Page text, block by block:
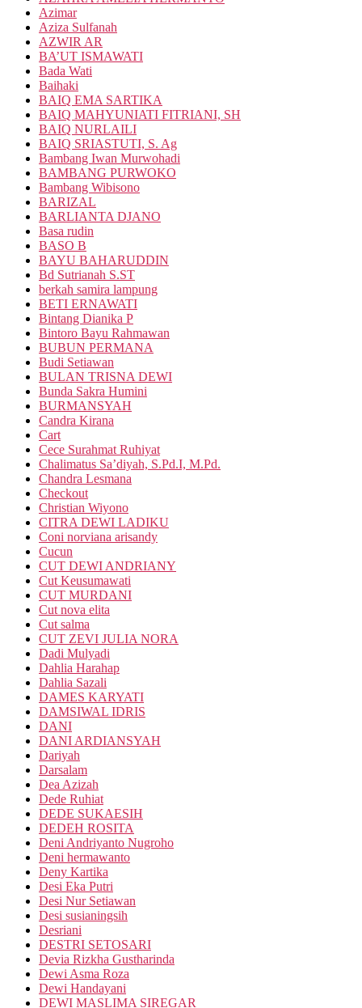
Azimar
Aziza Sulfanah
AZWIR AR
BA’UT ISMAWATI
Bada Wati
Baihaki
BAIQ EMA SARTIKA
BAIQ MAHYUNIATI FITRIANI, SH
BAIQ NURLAILI
BAIQ SRIASTUTI, S. Ag
Bambang Iwan Murwohadi
BAMBANG PURWOKO
Bambang Wibisono
BARIZAL
BARLIANTA DJANO
Basa rudin
BASO B
BAYU BAHARUDDIN
Bd Sutrianah S.ST
berkah samira lampung
BETI ERNAWATI
Bintang Dianika P
Bintoro Bayu Rahmawan
BUBUN PERMANA
Budi Setiawan
BULAN TRISNA DEWI
Bunda Sakra Humini
BURMANSYAH
Candra Kirana
Cart
Cece Surahmat Ruhiyat
Chalimatus Sa’diyah, S.Pd.I, M.Pd.
Chandra Lesmana
Checkout
Christian Wiyono
CITRA DEWI LADIKU
Coni norviana arisandy
Cucun
CUT DEWI ANDRIANY
Cut Keusumawati
CUT MURDANI
Cut nova elita
Cut salma
CUT ZEVI JULIA NORA
Dadi Mulyadi
Dahlia Harahap
Dahlia Sazali
DAMES KARYATI
DAMSIWAL IDRIS
DANI
DANI ARDIANSYAH
Dariyah
Darsalam
Dea Azizah
Dede Ruhiat
DEDE SUKAESIH
DEDEH ROSITA
Deni Andriyanto Nugroho
Deni hermawanto
Deny Kartika
Desi Eka Putri
Desi Nur Setiawan
Desi susianingsih
Desriani
DESTRI SETOSARI
Devia Rizkha Gustharinda
Dewi Asma Roza
Dewi Handayani
DEWI MASLIMA SIREGAR